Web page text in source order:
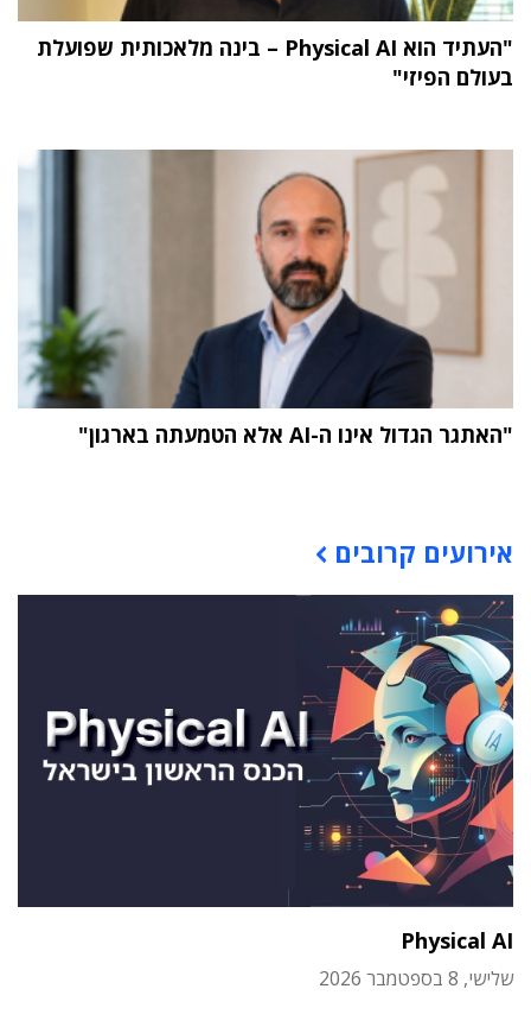
"העתיד הוא Physical AI – בינה מלאכותית שפועלת
בעולם הפיזי"
"האתגר הגדול אינו ה-AI אלא הטמעתה בארגון"
אירועים קרובים
Physical AI
שלישי, 8 בספטמבר 2026